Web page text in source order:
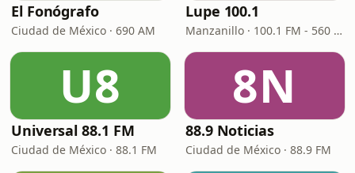
El Fonógrafo
Ciudad de México · 690 AM
Lupe 100.1
Manzanillo · 100.1 FM - 560 AM
U8
Universal 88.1 FM
Ciudad de México · 88.1 FM
8N
88.9 Noticias
Ciudad de México · 88.9 FM